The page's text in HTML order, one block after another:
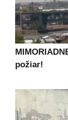
požiar!